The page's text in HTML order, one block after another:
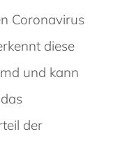
Coronavirus
diese
und kann
der